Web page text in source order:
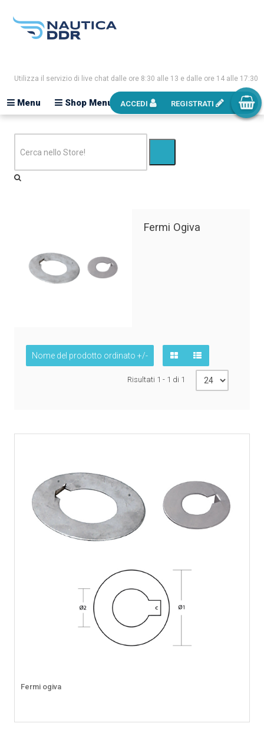
Utilizza il servizio di live chat dalle ore 8:30 alle 13 e dalle ore 14 alle 17:30
Shop Menu
Menu ACCEDI REGISTRATI
Fermi Ogiva
Nome del prodotto ordinato +/-
Risultati 1 - 1 di 1
Fermi ogiva